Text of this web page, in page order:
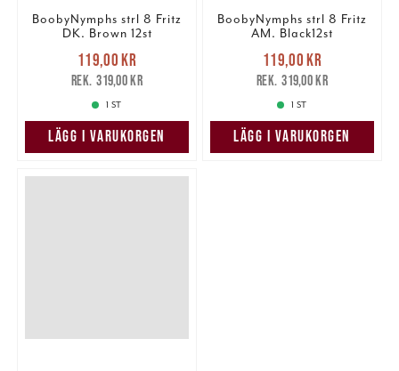
BoobyNymphs strl 8 Fritz
DK. Brown 12st
Nuvarande pris
119,00 krTidigare pris
319,00 kr
119,00 kr
319,00 kr
1 ST
LÄGG I VARUKORGEN
BoobyNymphs strl 8 Fritz
AM. Black12st
Nuvarande pris
119,00 krTidigare pris
319,00 kr
119,00 kr
319,00 kr
1 ST
LÄGG I VARUKORGEN